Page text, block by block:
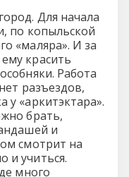
Для начала
по копыльской
«маляра». И за
красить
Работа
разъездов,
у «аркитэктара».
брать,
и
смотрит на
и учиться.
много